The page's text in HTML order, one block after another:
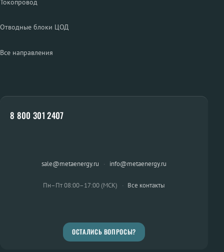
Отводные блоки ЦОД
Все направления
8 800 301 2407
sale@metaenergy.ru · info@metaenergy.ru
Пн–Пт 08:00–17:00 (МСК) · Все контакты
ОСТАЛИСЬ ВОПРОСЫ?